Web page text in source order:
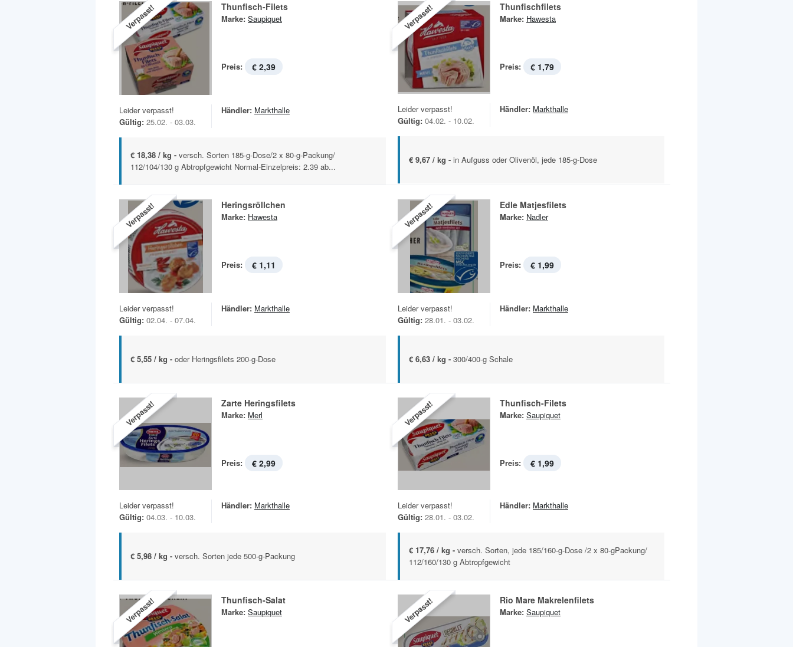
Verpasst! Thunfisch-Filets
Marke: Saupiquet
Preis: € 2,39
Leider verpasst!
Gültig: 25.02. - 03.03.
Händler: Markthalle
€ 18,38 / kg - versch. Sorten 185-g-Dose/2 x 80-g-Packung/
112/104/130 g Abtropfgewicht Normal-Einzelpreis: 2.39 ab...
Verpasst! Thunfischfilets
Marke: Hawesta
Preis: € 1,79
Leider verpasst!
Gültig: 04.02. - 10.02.
Händler: Markthalle
€ 9,67 / kg - in Aufguss oder Olivenöl, jede 185-g-Dose
Verpasst! Heringsröllchen
Marke: Hawesta
Preis: € 1,11
Leider verpasst!
Gültig: 02.04. - 07.04.
Händler: Markthalle
€ 5,55 / kg - oder Heringsfilets 200-g-Dose
Verpasst! Edle Matjesfilets
Marke: Nadler
Preis: € 1,99
Leider verpasst!
Gültig: 28.01. - 03.02.
Händler: Markthalle
€ 6,63 / kg - 300/400-g Schale
Verpasst! Zarte Heringsfilets
Marke: Merl
Preis: € 2,99
Leider verpasst!
Gültig: 04.03. - 10.03.
Händler: Markthalle
€ 5,98 / kg - versch. Sorten jede 500-g-Packung
Verpasst! Thunfisch-Filets
Marke: Saupiquet
Preis: € 1,99
Leider verpasst!
Gültig: 28.01. - 03.02.
Händler: Markthalle
€ 17,76 / kg - versch. Sorten, jede 185/160-g-Dose /2 x 80-gPackung/
112/160/130 g Abtropfgewicht
Verpasst! Thunfisch-Salat
Marke: Saupiquet Verpasst! Rio Mare Makrelenfilets
Marke: Saupiquet